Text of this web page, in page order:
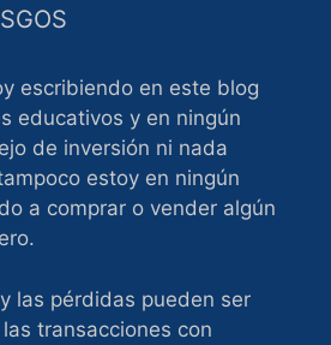
escribiendo en este blog
educativos y en ningún
de inversión ni nada
estoy en ningún
a comprar o vender algún
las pérdidas pueden ser
transacciones con